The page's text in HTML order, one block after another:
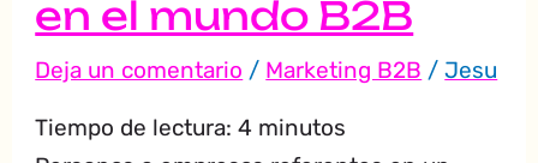
en el mundo B2B
Deja un comentario / Marketing B2B /Jesu
Tiempo de lectura: 4 minutos
el
mundo
B2B